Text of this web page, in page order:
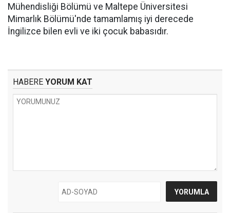
Mühendisliği Bölümü ve Maltepe Üniversitesi
Mimarlık Bölümü'nde tamamlamış iyi derecede
İngilizce bilen evli ve iki çocuk babasıdır.
HABERE YORUM KAT